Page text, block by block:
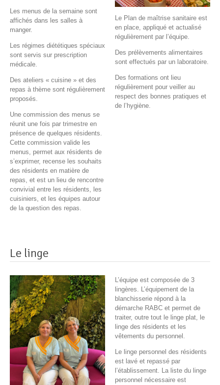
Les menus de la semaine sont
affichés dans les salles à
manger.
Les régimes diététiques spéciaux
sont servis sur prescription
médicale.
Des ateliers « cuisine » et des
repas à thème sont régulièrement
proposés.
Une commission des menus se
réunit une fois par trimestre en
présence de quelques résidents.
Cette commission valide les
menus, permet aux résidents de
s’exprimer, recense les souhaits
des résidents en matière de
repas, et est un lieu de rencontre
convivial entre les résidents, les
cuisiniers, et les équipes autour
de la question des repas.
Le Plan de maîtrise sanitaire est
en place, appliqué et actualisé
régulièrement par l’équipe.
Des prélèvements alimentaires
sont effectués par un laboratoire.
Des formations ont lieu
régulièrement pour veiller au
respect des bonnes pratiques et
de l’hygiène.
Le linge
L’équipe est composée de 3
lingères. L’équipement de la
blanchisserie répond à la
démarche RABC et permet de
traiter, outre tout le linge plat, le
linge des résidents et les
vêtements du personnel.
Le linge personnel des résidents
est lavé et repassé par
l’établissement. La liste du linge
personnel nécessaire est